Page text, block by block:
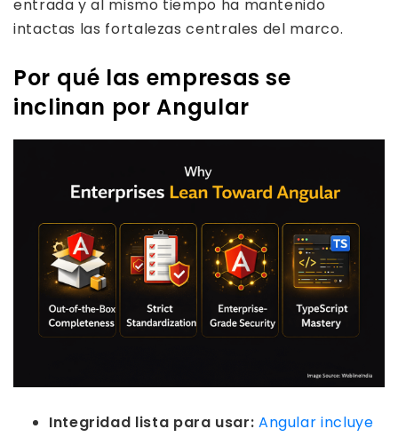
entrada y al mismo tiempo ha mantenido
intactas las fortalezas centrales del marco.
Por qué las empresas se
inclinan por Angular
Integridad lista para usar: Angular incluye